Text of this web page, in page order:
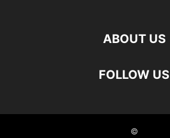
ABOUT US
FOLLOW US
©